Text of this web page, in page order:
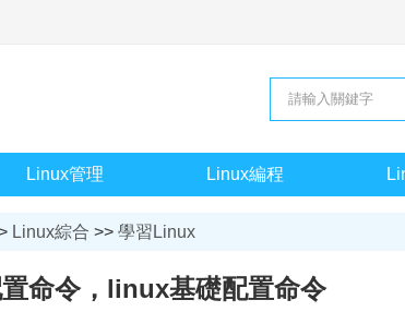
Linux管理 Linux編程
Linux綜合 >> 學習Linux
命令，linux基礎配置命令